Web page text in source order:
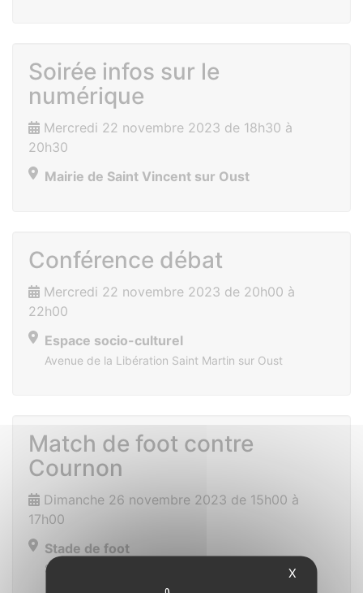
Soirée infos sur le
numérique
Mercredi 22 novembre 2023 de 18h30 à
20h30
Mairie de Saint Vincent sur Oust
Conférence débat
Mercredi 22 novembre 2023 de 20h00 à
22h00
Espace socio-culturel
Avenue de la Libération Saint Martin sur Oust
Match de foot contre
Cournon
Dimanche 26 novembre 2023 de 15h00 à
17h00
Stade de foot
Saint Vincent sur Oust X